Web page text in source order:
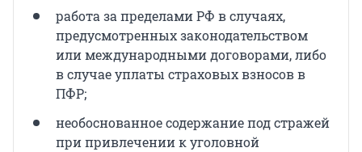
работа за пределами РФ в случаях,
предусмотренных законодательством
или международными договорами, либо
в случае уплаты страховых взносов в
ПФР;
необоснованное содержание под стражей
при привлечении к уголовной